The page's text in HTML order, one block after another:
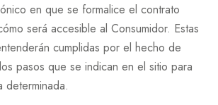
en que se formalice el contrato
será accesible al Consumidor. Estas
cumplidas por el hecho de
pasos que se indican en el sitio para
determinada.